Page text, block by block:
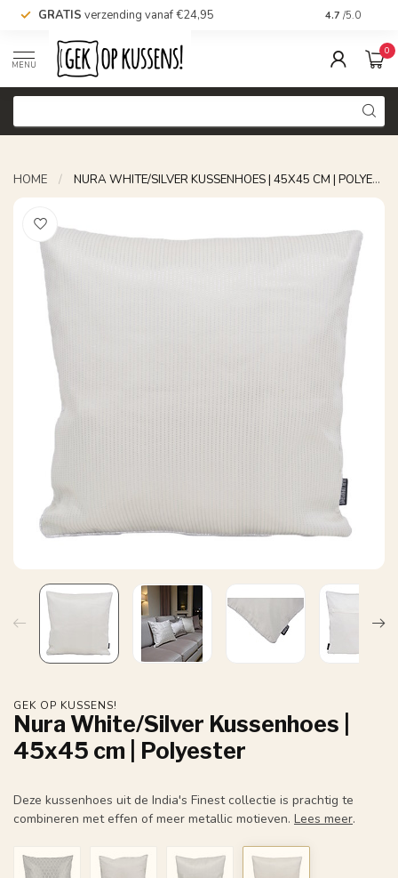
GRATIS verzending vanaf €24,95 Voor 16.00
4.7 /5.0
MENU
0
HOME / NURA WHITE/SILVER KUSSENHOES | 45X45 CM | POLYESTER
GEK OP KUSSENS!
Nura White/Silver Kussenhoes |
45x45 cm | Polyester
Deze kussenhoes uit de India's Finest collectie is prachtig te
combineren met effen of meer metallic motieven. Lees meer.